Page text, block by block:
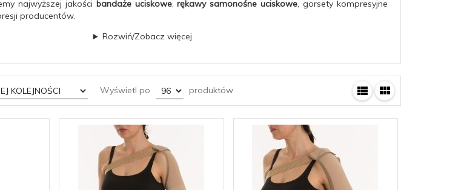
najwyższej jakości bandaże uciskowe,rękawy samonośne uciskowe, gorsety kompresyjne
producentów.
Rozwiń/Zobacz więcej
Wyświetl po pop produktów